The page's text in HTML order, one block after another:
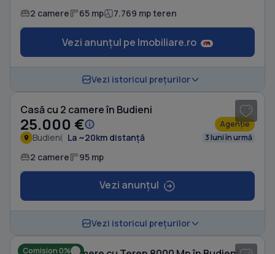
2 camere 65 mp 7.769 mp teren
Vezi anunțul pe Imobiliare.ro
Vezi istoricul prețurilor
Casă cu 2 camere în Budieni
25.000 € Agenție
Budieni La ~20km distanță 3 luni în urmă
2 camere 95 mp
Vezi anunțul
Vezi istoricul prețurilor
Comision 0%